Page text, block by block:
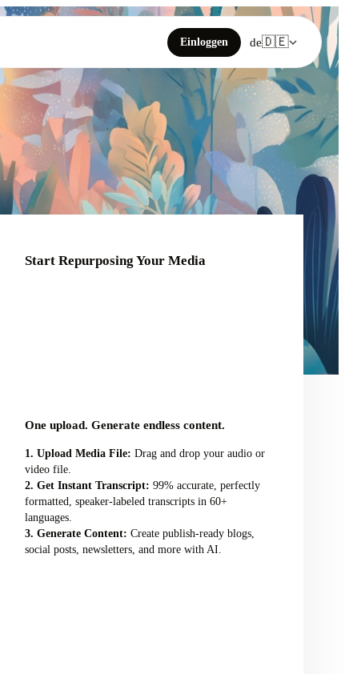
Einloggen de🇩🇪
Start Repurposing Your Media
One upload. Generate endless content.
Upload Media File: Drag and drop your audio or
video file.
Get Instant Transcript: 99% accurate, perfectly
formatted, speaker-labeled transcripts in 60+
languages.
Generate Content: Create publish-ready blogs,
social posts, newsletters, and more with AI.